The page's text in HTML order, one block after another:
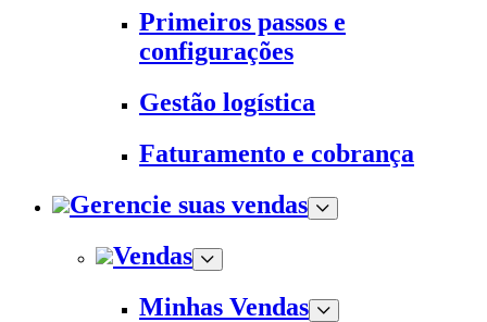
Primeiros passos e
configurações
Gestão logística
Faturamento e cobrança
Gerencie suas vendas
Vendas
Minhas Vendas